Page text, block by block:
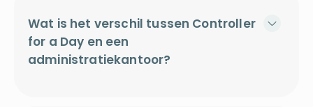
Wat is het verschil tussen Controller
for a Day en een
administratiekantoor?